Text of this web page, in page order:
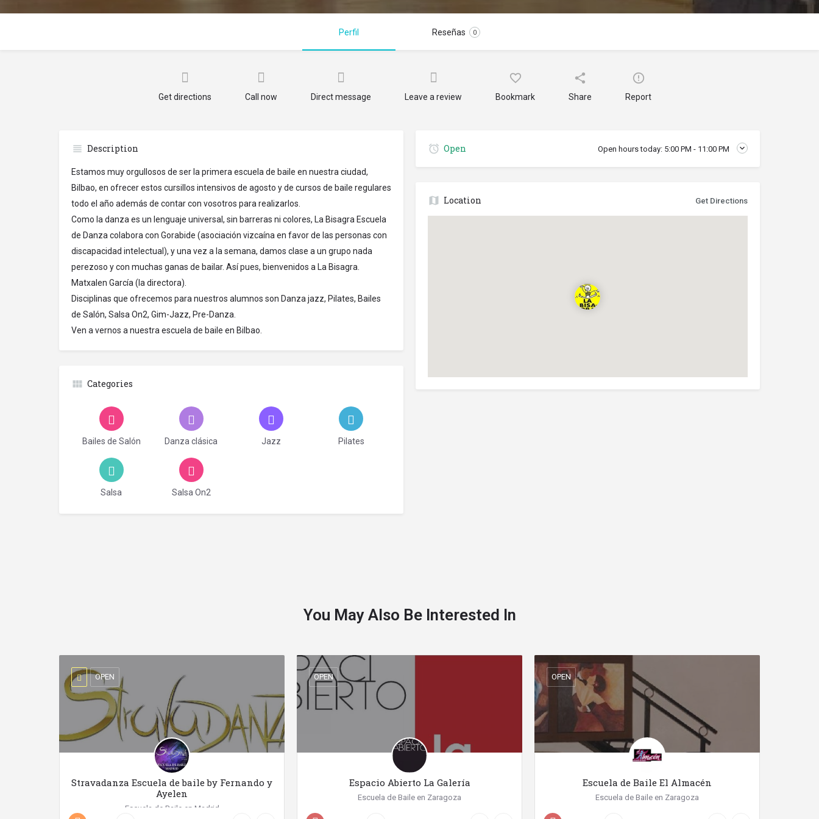
Perfil Reseñas 0
Get directions Call now Direct message Leave a review Bookmark Share Report
Description
Estamos muy orgullosos de ser la primera escuela de baile en nuestra ciudad,
Bilbao, en ofrecer estos cursillos intensivos de agosto y de cursos de baile regulares
todo el año además de contar con vosotros para realizarlos.
Como la danza es un lenguaje universal, sin barreras ni colores, La Bisagra Escuela
de Danza colabora con Gorabide (asociación vizcaína en favor de las personas con
discapacidad intelectual), y una vez a la semana, damos clase a un grupo nada
perezoso y con muchas ganas de bailar. Así pues, bienvenidos a La Bisagra.
Matxalen García (la directora).
Disciplinas que ofrecemos para nuestros alumnos son Danza jazz, Pilates, Bailes
de Salón, Salsa On2, Gim-Jazz, Pre-Danza.
Ven a vernos a nuestra escuela de baile en Bilbao.
Open Open hours today: 5:00 PM - 11:00 PM
Location Get Directions
Categories
Bailes de Salón Danza clásica Jazz Pilates
Salsa Salsa On2
You May Also Be Interested In
Stravadanza Escuela de baile by Fernando y
Ayelen
Escuela de Baile en Madrid
OPEN
Espacio Abierto La Galería
Escuela de Baile en Zaragoza
OPEN
Escuela de Baile El Almacén
Escuela de Baile en Zaragoza
OPEN